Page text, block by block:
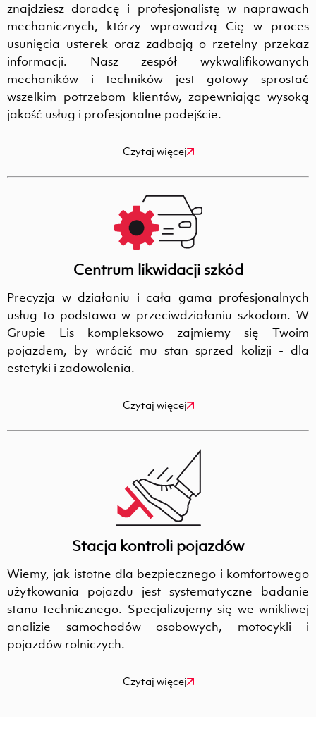
znajdziesz doradcę i profesjonalistę w naprawach
mechanicznych, którzy wprowadzą Cię w proces
usunięcia usterek oraz zadbają o rzetelny przekaz
informacji. Nasz zespół wykwalifikowanych
mechaników i techników jest gotowy sprostać
wszelkim potrzebom klientów, zapewniając wysoką
jakość usług i profesjonalne podejście.
Czytaj więcej
Centrum likwidacji szkód
Precyzja w działaniu i cała gama profesjonalnych
usług to podstawa w przeciwdziałaniu szkodom. W
Grupie Lis kompleksowo zajmiemy się Twoim
pojazdem, by wrócić mu stan sprzed kolizji - dla
estetyki i zadowolenia.
Czytaj więcej
Stacja kontroli pojazdów
Wiemy, jak istotne dla bezpiecznego i komfortowego
użytkowania pojazdu jest systematyczne badanie
stanu technicznego. Specjalizujemy się we wnikliwej
analizie samochodów osobowych, motocykli i
pojazdów rolniczych.
Czytaj więcej